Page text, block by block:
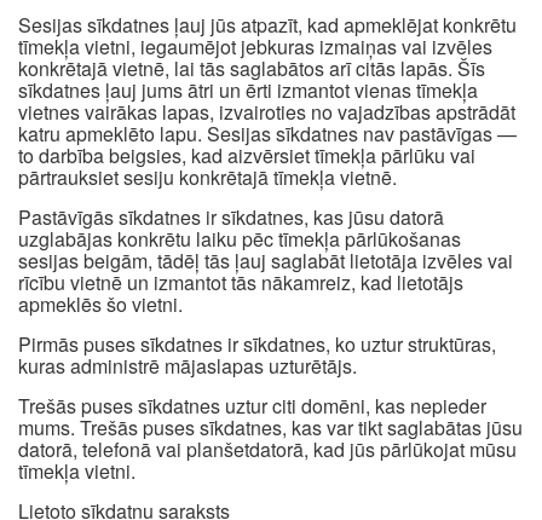
Sesijas sīkdatnes ļauj jūs atpazīt, kad apmeklējat konkrētu
tīmekļa vietni, iegaumējot jebkuras izmaiņas vai izvēles
konkrētajā vietnē, lai tās saglabātos arī citās lapās. Šīs
sīkdatnes ļauj jums ātri un ērti izmantot vienas tīmekļa
vietnes vairākas lapas, izvairoties no vajadzības apstrādāt
katru apmeklēto lapu. Sesijas sīkdatnes nav pastāvīgas —
to darbība beigsies, kad aizvērsiet tīmekļa pārlūku vai
pārtrauksiet sesiju konkrētajā tīmekļa vietnē.
Pastāvīgās sīkdatnes ir sīkdatnes, kas jūsu datorā
uzglabājas konkrētu laiku pēc tīmekļa pārlūkošanas
sesijas beigām, tādēļ tās ļauj saglabāt lietotāja izvēles vai
rīcību vietnē un izmantot tās nākamreiz, kad lietotājs
apmeklēs šo vietni.
Pirmās puses sīkdatnes ir sīkdatnes, ko uztur struktūras,
kuras administrē mājaslapas uzturētājs.
Trešās puses sīkdatnes uztur citi domēni, kas nepieder
mums. Trešās puses sīkdatnes, kas var tikt saglabātas jūsu
datorā, telefonā vai planšetdatorā, kad jūs pārlūkojat mūsu
tīmekļa vietni.
Lietoto sīkdatņu saraksts